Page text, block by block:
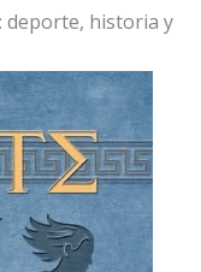
deporte, historia y